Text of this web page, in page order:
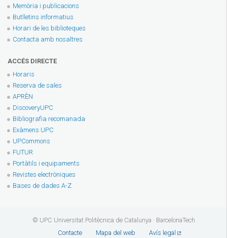
Memòria i publicacions
Butlletins informatius
Horari de les biblioteques
Contacta amb nosaltres
ACCÉS DIRECTE
Horaris
Reserva de sales
APRÈN
DiscoveryUPC
Bibliografia recomanada
Exàmens UPC
UPCommons
FUTUR
Portàtils i equipaments
Revistes electròniques
Bases de dades A-Z
© UPC Universitat Politècnica de Catalunya · BarcelonaTech
Contacte
Mapa del web Avís legal